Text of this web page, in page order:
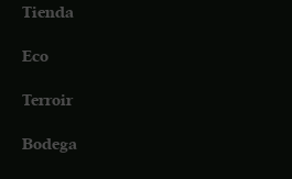
Tienda
Eco
Terroir
Bodega